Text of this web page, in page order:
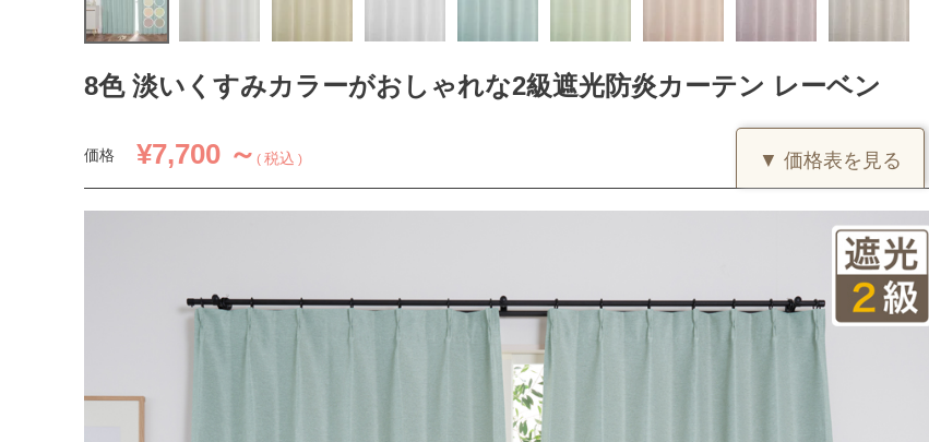
8色 淡いくすみカラーがおしゃれな2級遮光防炎カーテン レーベン
価格 ¥7,700 ～ 税込
▼ 価格表を見る
(価格は税込です)
丈／幅 51～100
101～200 201～300 301～400